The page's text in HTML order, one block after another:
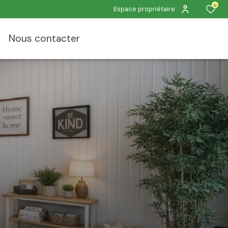
Espace propriétaire 0
nous contacter